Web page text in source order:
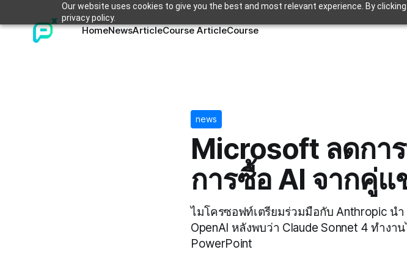
Our website uses cookies to give you the best and most relevant experience. By
privacy policy.
HomeNewsArticleCourse ArticleCourse
news
Microsoft ลดกา
การซื้อ AI จากคู่
ไมโครซอฟท์เตรียมร่วมมือกับ Anthropic น
OpenAI หลังพบว่า Claude Sonnet 4 ทำงา
PowerPoint